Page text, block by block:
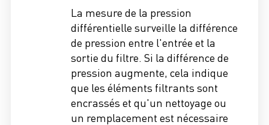
La mesure de la pression
différentielle surveille la différence
de pression entre l'entrée et la
sortie du filtre. Si la différence de
pression augmente, cela indique
que les éléments filtrants sont
encrassés et qu'un nettoyage ou
un remplacement est nécessaire